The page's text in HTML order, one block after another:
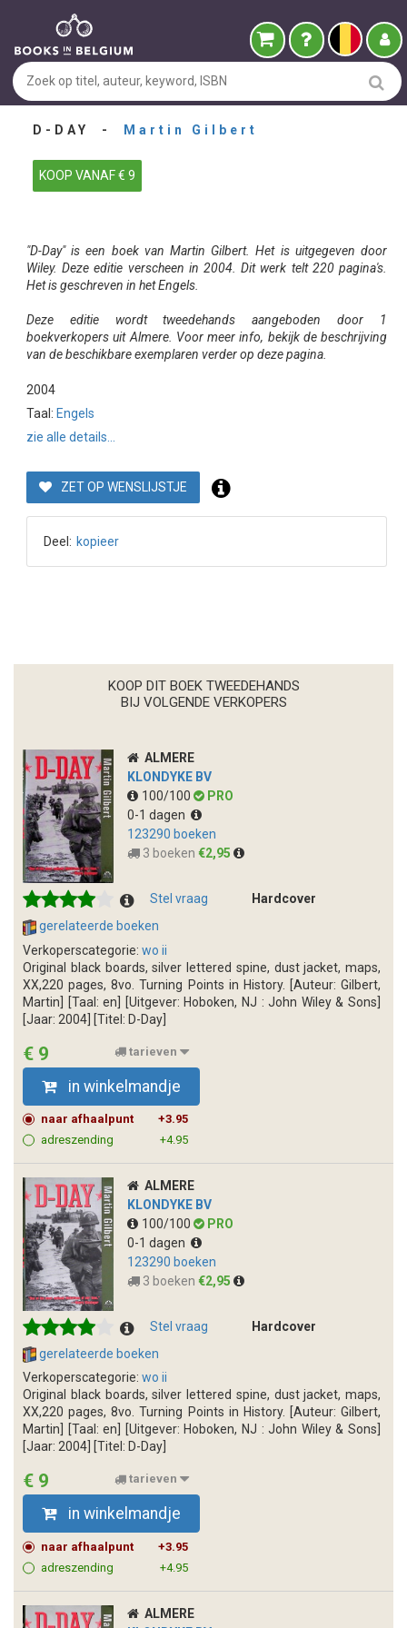
D-DAY - Martin Gilbert
KOOP VANAF € 9
"D-Day" is een boek van Martin Gilbert. Het is uitgegeven door
Wiley. Deze editie verscheen in 2004. Dit werk telt 220 pagina's.
Het is geschreven in het Engels.
Deze editie wordt tweedehands aangeboden door 1
boekverkopers uit Almere. Voor meer info, bekijk de beschrijving
van de beschikbare exemplaren verder op deze pagina.
2004
Taal: Engels
zie alle details...
ZET OP WENSLIJSTJE
Deel: kopieer
KOOP DIT BOEK TWEEDEHANDS
BIJ VOLGENDE VERKOPERS
ALMERE
KLONDYKE BV
100/100
PRO
0-1 dagen
123290 boeken
3 boeken €2,95
Stel vraag
Hardcover
gerelateerde boeken
Verkoperscategorie: wo ii
Original black boards, silver lettered spine, dust jacket, maps,
XX,220 pages, 8vo. Turning Points in History. [Auteur: Gilbert,
Martin] [Taal: en] [Uitgever: Hoboken, NJ : John Wiley & Sons]
[Jaar: 2004] [Titel: D-Day]
€ 9 tarieven
in winkelmandje
naar afhaalpunt
+3.95
adreszending
+4.95
ALMERE
KLONDYKE BV
100/100
PRO
0-1 dagen
123290 boeken
3 boeken €2,95
Stel vraag
Hardcover
gerelateerde boeken
Verkoperscategorie: wo ii
Original black boards, silver lettered spine, dust jacket, maps,
XX,220 pages, 8vo. Turning Points in History. [Auteur: Gilbert,
Martin] [Taal: en] [Uitgever: Hoboken, NJ : John Wiley & Sons]
[Jaar: 2004] [Titel: D-Day]
€ 9 tarieven
in winkelmandje
naar afhaalpunt
+3.95
adreszending
+4.95
ALMERE